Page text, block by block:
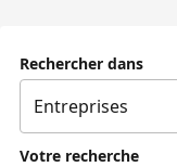
Rechercher dans
Votre recherche